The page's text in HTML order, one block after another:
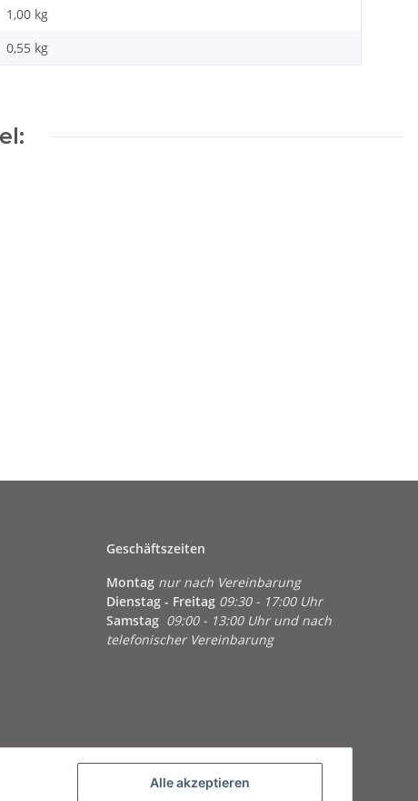
Alle akzeptieren
1,00 kg
0,55 kg
Geschäftszeiten
Montag nur nach Vereinbarung
Dienstag - Freitag 09:30 - 17:00 Uhr
Samstag 09:00 - 13:00 Uhr und nach
telefonischer Vereinbarung